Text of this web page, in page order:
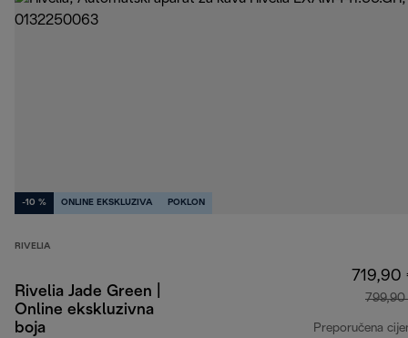
-10 % ONLINE EKSKLUZIVA POKLON
RIVELIA
Rivelia Jade Green |
Online ekskluzivna
boja
719,90
Preporučena